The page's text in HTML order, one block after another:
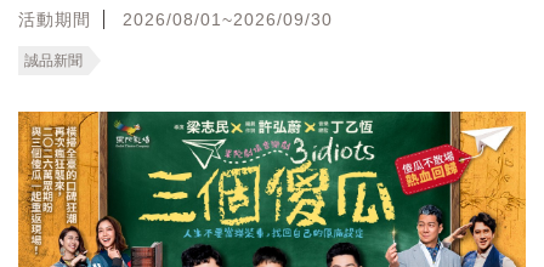
活動期間 2026/08/01~2026/09/30
誠品新聞